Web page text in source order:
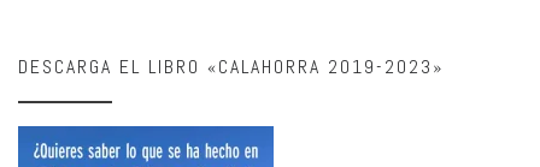
DESCARGA EL LIBRO «CALAHORRA 2019-2023»